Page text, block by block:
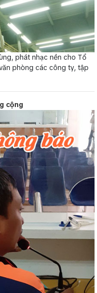
phát nhạc nền cho Tổ
phòng các công ty, tập
cộng